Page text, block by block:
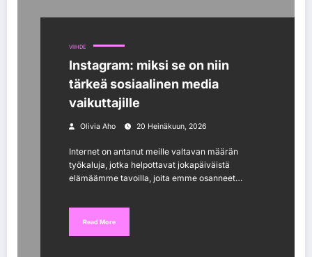
VIIHDE
Instagram: miksi se on niin
tärkeä sosiaalinen media
vaikuttajille
Olivia Aho 20 Heinäkuun, 2026
Internet on antanut meille valtavan määrän
työkaluja, jotka helpottavat jokapäiväistä
elämäämme tavoilla, joita emme osanneet…
Read More